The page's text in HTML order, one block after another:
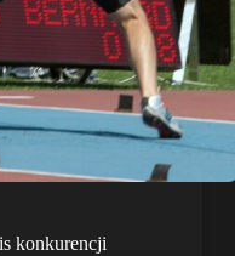
konkurencji